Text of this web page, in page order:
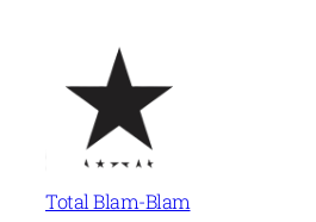
contenu
Total Blam-Blam